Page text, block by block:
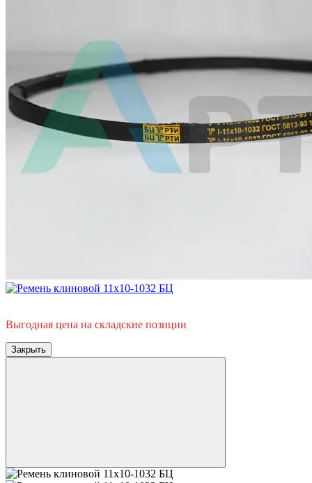
Выгодная цена на складские позиции
Закрыть